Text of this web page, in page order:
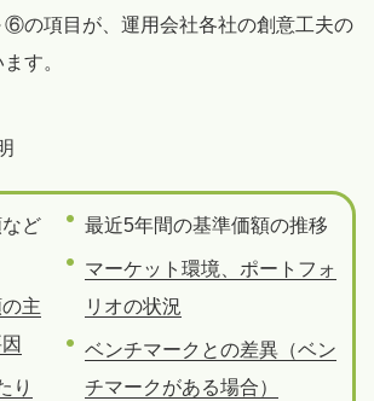
の項目が、運用会社各社の創意工夫の
す。
ど
主
り
最近5年間の基準価額の推移
マーケット環境、ポートフォ
リオの状況
ベンチマークとの差異（ベン
チマークがある場合）